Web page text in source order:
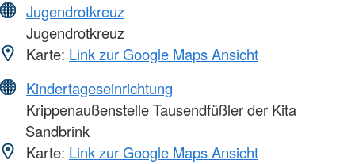
Jugendrotkreuz
Jugendrotkreuz
Karte: Link zur Google Maps Ansicht
Kindertageseinrichtung
Krippenaußenstelle Tausendfüßler der Kita
Sandbrink
Karte: Link zur Google Maps Ansicht